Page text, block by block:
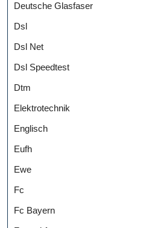
Deutsche Glasfaser
Dsl
Dsl Net
Dsl Speedtest
Dtm
Elektrotechnik
Englisch
Eufh
Ewe
Fc
Fc Bayern